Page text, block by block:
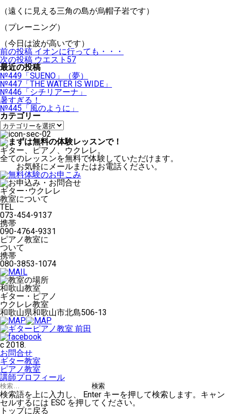
（遠くに見える三角の島が烏帽子岩です）
（プレーニング）
（今日は波が高いです）
投
稿
ナ
ビ
ゲ
ー
シ
ョ
ン
前の投稿 イオンに行っても・・・
次の投稿 ウエスト57
最近の投稿
№449「SUENO」（夢）
№447「THE WATER IS WIDE」
№446「シチリアーナ」
暑すぎる！
№445「風のように」
カテゴリー
カ
テ
ゴ
リ
ー
ギター、ピアノ、ウクレレ。
全てのレッスンを無料で体験していただけます。
お気軽にメールまたはお電話ください。
ギター･ウクレレ
教室について
TEL
073-454-9137
携帯
090-4764-9331
ピアノ教室に
ついて
携帯
080-3853-1074
和歌山教室
ギター・ピアノ
ウクレレ教室
和歌山県和歌山市北島506-13
c 2018.
お問合せ
ギター教室
ピアノ教室
講師プロフィール
検
索:
検索語を上に入力し、 Enter キーを押して検索します。キャン
セルするには ESC を押してください。
トップに戻る